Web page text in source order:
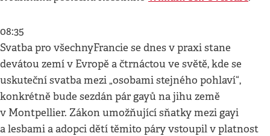
08:35
Svatba pro všechnyFrancie se dnes v praxi stane
devátou zemí v Evropě a čtrnáctou ve světě, kde se
uskuteční svatba mezi „osobami stejného pohlaví“,
konkrétně bude sezdán pár gayů na jihu země
v Montpellier. Zákon umožňující sňatky mezi gayi
a lesbami a adopci dětí těmito páry vstoupil v platnost